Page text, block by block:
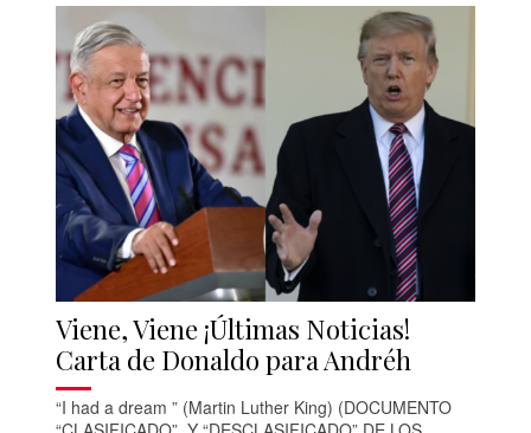
Viene, Viene ¡Últimas Noticias!
Carta de Donaldo para Andréh
“I had a dream ” (Martin Luther King) (DOCUMENTO